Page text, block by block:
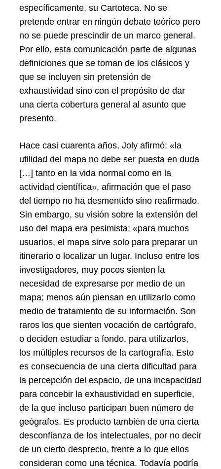
específicamente, su Cartoteca. No se
pretende entrar en ningún debate teórico pero
no se puede prescindir de un marco general.
Por ello, esta comunicación parte de algunas
definiciones que se toman de los clásicos y
que se incluyen sin pretensión de
exhaustividad sino con el propósito de dar
una cierta cobertura general al asunto que
presento.
Hace casi cuarenta años, Joly afirmó: «la
utilidad del mapa no debe ser puesta en duda
[…] tanto en la vida normal como en la
actividad científica», afirmación que el paso
del tiempo no ha desmentido sino reafirmado.
Sin embargo, su visión sobre la extensión del
uso del mapa era pesimista: «para muchos
usuarios, el mapa sirve solo para preparar un
itinerario o localizar un lugar. Incluso entre los
investigadores, muy pocos sienten la
necesidad de expresarse por medio de un
mapa; menos aún piensan en utilizarlo como
medio de tratamiento de su información. Son
raros los que sienten vocación de cartógrafo,
o deciden estudiar a fondo, para utilizarlos,
los múltiples recursos de la cartografía. Esto
es consecuencia de una cierta dificultad para
la percepción del espacio, de una incapacidad
para concebir la exhaustividad en superficie,
de la que incluso participan buen número de
geógrafos. Es producto también de una cierta
desconfianza de los intelectuales, por no decir
de un cierto desprecio, frente a lo que ellos
consideran como una técnica. Todavía podría